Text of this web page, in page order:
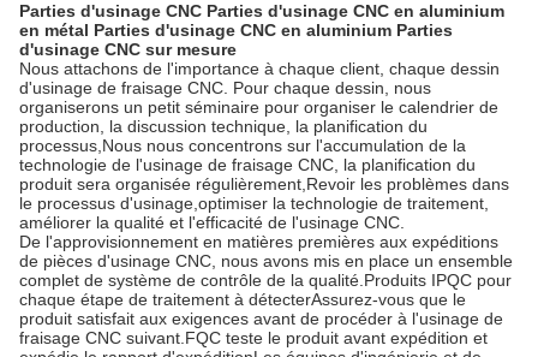
Parties d'usinage CNC Parties d'usinage CNC en aluminium
en métal Parties d'usinage CNC en aluminium Parties
d'usinage CNC sur mesure
Nous attachons de l'importance à chaque client, chaque dessin
d'usinage de fraisage CNC. Pour chaque dessin, nous
organiserons un petit séminaire pour organiser le calendrier de
production, la discussion technique, la planification du
processus,Nous nous concentrons sur l'accumulation de la
technologie de l'usinage de fraisage CNC, la planification du
produit sera organisée régulièrement,Revoir les problèmes dans
le processus d'usinage,optimiser la technologie de traitement,
améliorer la qualité et l'efficacité de l'usinage CNC.
De l'approvisionnement en matières premières aux expéditions
de pièces d'usinage CNC, nous avons mis en place un ensemble
complet de système de contrôle de la qualité.Produits IPQC pour
chaque étape de traitement à détecterAssurez-vous que le
produit satisfait aux exigences avant de procéder à l'usinage de
fraisage CNC suivant.FQC teste le produit avant expédition et